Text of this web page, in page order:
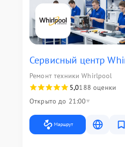
Сервисный центр
Ремонт техники Whirlpool
5,0188 оценки
Открыто до 21:00
Маршрут